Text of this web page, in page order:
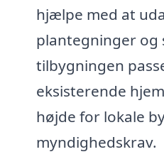
hjælpe med at
plantegninger og
tilbygningen
eksisterende
højde for lokale
myndighedskrav.